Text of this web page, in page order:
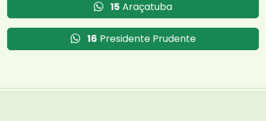
15 Araçatuba
16 Presidente Prudente